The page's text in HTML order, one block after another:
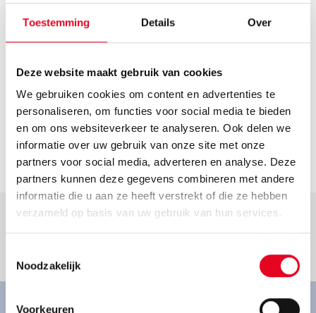
Toestemming Details Over
Deze website maakt gebruik van cookies
We gebruiken cookies om content en advertenties te
personaliseren, om functies voor social media te bieden
en om ons websiteverkeer te analyseren. Ook delen we
informatie over uw gebruik van onze site met onze
partners voor social media, adverteren en analyse. Deze
partners kunnen deze gegevens combineren met andere
informatie die u aan ze heeft verstrekt of die ze hebben
verzameld op basis van uw gebruik van hun services.
Noodzakelijk
Voorkeuren
Goed om te weten.
Route plannen
Openingstijden
Helaas hebben we geen actuele openingstijden van deze
Contact
info@radsportsonntag.de
Ga naar dealer